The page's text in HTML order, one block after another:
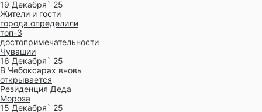
19 Декабря` 25
Жители и гости
города определили
топ-3
достопримечательности
Чувашии
16 Декабря` 25
В Чебоксарах вновь
открывается
Резиденция Деда
Мороза
15 Декабря` 25